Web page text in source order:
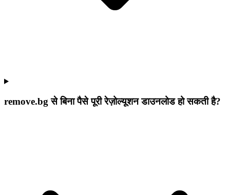
remove.bg से बिना पैसे पूरी रेज़ोल्यूशन डाउनलोड हो सकती है?